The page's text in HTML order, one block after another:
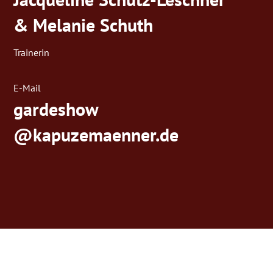
& Melanie Schuth
Trainerin
E-Mail
gardeshow
@kapuzemaenner.de